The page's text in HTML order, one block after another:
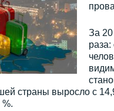
За 20
страны выросло с